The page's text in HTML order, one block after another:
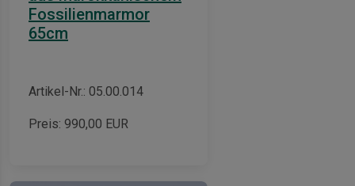
Fossilienmarmor
65cm
Artikel-Nr.: 05.00.014
Preis: 990,00 EUR